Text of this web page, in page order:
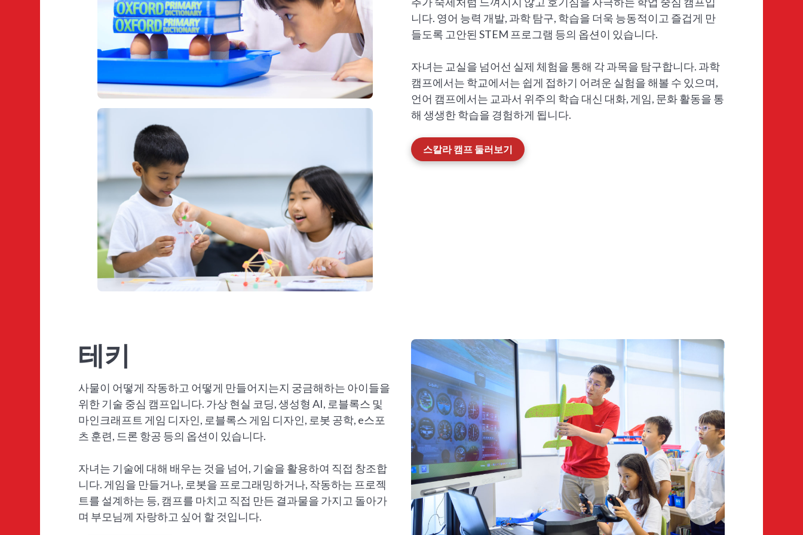
니다. 영어 능력 개발, 과학 탐구, 학습을 더욱 능동적이고 즐겁게 만
들도록 고안된 STEM 프로그램 등의 옵션이 있습니다.
자녀는 교실을 넘어선 실제 체험을 통해 각 과목을 탐구합니다. 과학
캠프에서는 학교에서는 쉽게 접하기 어려운 실험을 해볼 수 있으며,
언어 캠프에서는 교과서 위주의 학습 대신 대화, 게임, 문화 활동을 통
해 생생한 학습을 경험하게 됩니다.
스칼라 캠프 둘러보기
테키
사물이 어떻게 작동하고 어떻게 만들어지는지 궁금해하는 아이들을
위한 기술 중심 캠프입니다. 가상 현실 코딩, 생성형 AI, 로블록스 및
마인크래프트 게임 디자인, 로블록스 게임 디자인, 로봇 공학, e스포
츠 훈련, 드론 항공 등의 옵션이 있습니다.
자녀는 기술에 대해 배우는 것을 넘어, 기술을 활용하여 직접 창조합
니다. 게임을 만들거나, 로봇을 프로그래밍하거나, 작동하는 프로젝
트를 설계하는 등, 캠프를 마치고 직접 만든 결과물을 가지고 돌아가
며 부모님께 자랑하고 싶어 할 것입니다.